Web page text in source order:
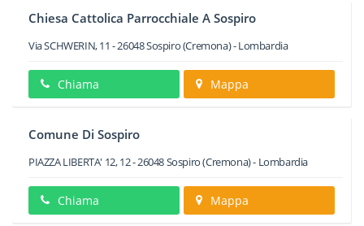
Chiesa Cattolica Parrocchiale A Sospiro
Via SCHWERIN, 11 -26048Sospiro(Cremona) -Lombardia
Chiama Mappa
Comune Di Sospiro
PIAZZA LIBERTA' 12, 12-26048Sospiro(Cremona) - Lombardia
Chiama Mappa